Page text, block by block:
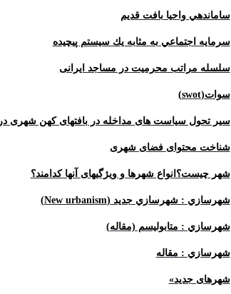
ساماندهي واحيا بافت قديم
سرمايه اجتماعي به مثابه يك سيستم پيچيده
سلسله مراتب محرمیت در مساجد ایرانی
سوات(swot
)
سیر تحول سیاست های مداخله در بافتهای کهن شهری در
شناخت محتوای فضای شهری
شهر چیست؟انواع شهرها و ویژگیهای آنها کدامند؟
شهرسازي : شهرسازي جديد (New urbanism
)
شهرسازي : متابوليسم (مقاله)
شهرسازي : مقاله
شهرهای جديد»